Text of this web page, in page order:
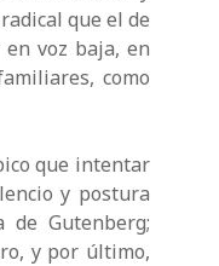
que el de
voz baja, en
como
que intentar
y postura
Gutenberg;
y por último,